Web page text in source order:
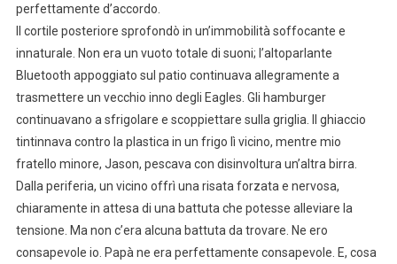
perfettamente d’accordo.
Il cortile posteriore sprofondò in un’immobilità soffocante e
innaturale. Non era un vuoto totale di suoni; l’altoparlante
Bluetooth appoggiato sul patio continuava allegramente a
trasmettere un vecchio inno degli Eagles. Gli hamburger
continuavano a sfrigolare e scoppiettare sulla griglia. Il ghiaccio
tintinnava contro la plastica in un frigo lì vicino, mentre mio
fratello minore, Jason, pescava con disinvoltura un’altra birra.
Dalla periferia, un vicino offrì una risata forzata e nervosa,
chiaramente in attesa di una battuta che potesse alleviare la
tensione. Ma non c’era alcuna battuta da trovare. Ne ero
consapevole io. Papà ne era perfettamente consapevole. E, cosa